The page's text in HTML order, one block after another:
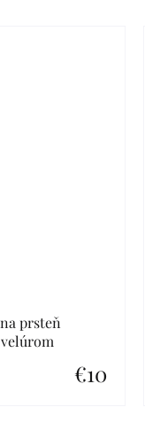
prsteň
€10